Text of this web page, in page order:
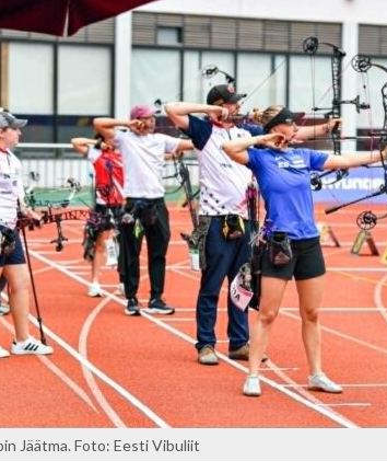
Jäätma. Foto: Eesti Vibuliit